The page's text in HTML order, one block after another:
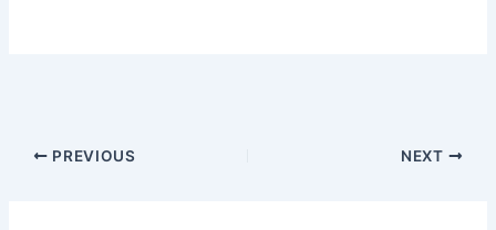
PREVIOUS NEXT